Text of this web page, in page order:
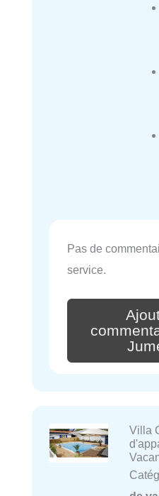
Pas de
service.
Villa